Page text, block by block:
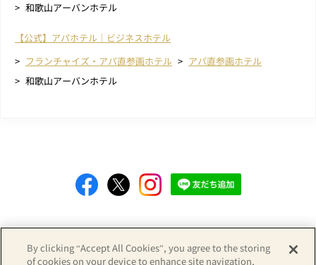
和歌山アーバンホテル
【公式】アパホテル｜ビジネスホテル
フランチャイズ・アパ直参画ホテル
アパ直参画ホテル
和歌山アーバンホテル
By clicking “Accept All Cookies”, you agree to the storing
of cookies on your device to enhance site navigation,